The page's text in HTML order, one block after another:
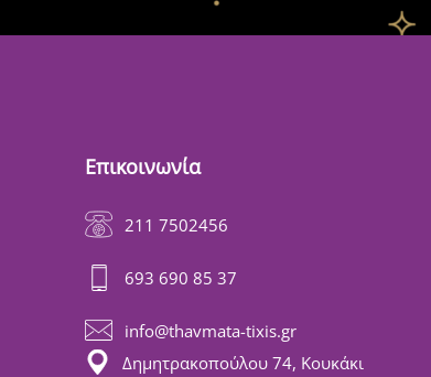
Επικοινωνία
211 7502456
693 690 85 37
info@thavmata-tixis.gr
Δημητρακοπούλου 74, Κουκάκι